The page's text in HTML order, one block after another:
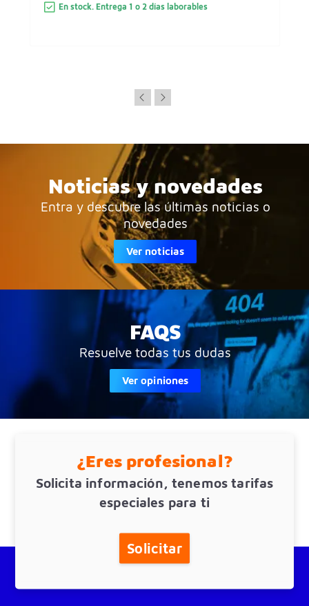
En stock. Entrega 1 o 2 días laborables
Noticias y novedades
Entra y descubre las últimas noticias o
novedades
Ver noticias
FAQS
Resuelve todas tus dudas
Ver opiniones
¿Eres profesional?
Solicita información, tenemos tarifas
especiales para ti
Solicitar